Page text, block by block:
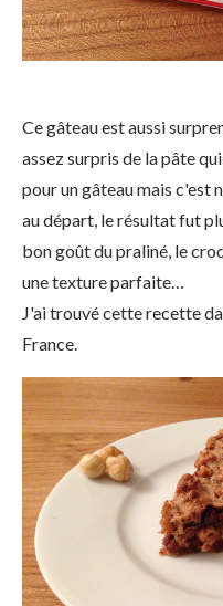
Ce gâteau est aussi
assez surpris de la pâte
pour un gâteau mais c'est
au départ, le résultat fut
bon goût du praliné, le
une texture parfaite…
J'ai trouvé cette recette
France.